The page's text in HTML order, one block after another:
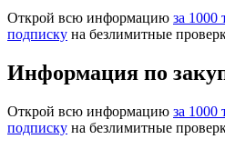
Открой всю информацию за 1000
подписку на безлимитные
Информация по
Открой всю информацию за 1000
подписку на безлимитные